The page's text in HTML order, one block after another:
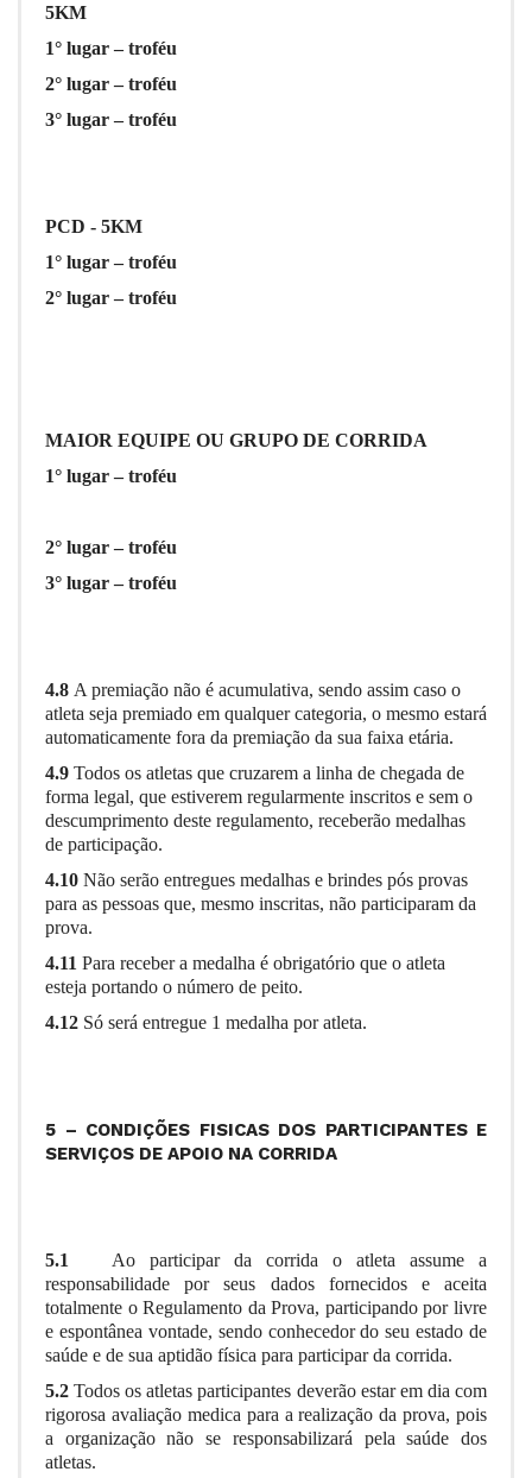
5KM
1° lugar – troféu
2° lugar – troféu
3° lugar – troféu
PCD - 5KM
1° lugar – troféu
2° lugar – troféu
MAIOR EQUIPE OU GRUPO DE CORRIDA
1° lugar – troféu
2° lugar – troféu
3° lugar – troféu
4.8 A premiação não é acumulativa, sendo assim caso o
atleta seja premiado em qualquer categoria, o mesmo estará
automaticamente fora da premiação da sua faixa etária.
4.9 Todos os atletas que cruzarem a linha de chegada de
forma legal, que estiverem regularmente inscritos e sem o
descumprimento deste regulamento, receberão medalhas
de participação.
4.10 Não serão entregues medalhas e brindes pós provas
para as pessoas que, mesmo inscritas, não participaram da
prova.
4.11 Para receber a medalha é obrigatório que o atleta
esteja portando o número de peito.
4.12 Só será entregue 1 medalha por atleta.
5 – CONDIÇÕES FISICAS DOS PARTICIPANTES E
SERVIÇOS DE APOIO NA CORRIDA
5.1 Ao participar da corrida o atleta assume a
responsabilidade por seus dados fornecidos e aceita
totalmente o Regulamento da Prova, participando por livre
e espontânea vontade, sendo conhecedor do seu estado de
saúde e de sua aptidão física para participar da corrida.
5.2Todos os atletas participantes deverão estar em dia com
rigorosa avaliação medica para a realização da prova, pois
a organização não se responsabilizará pela saúde dos
atletas.